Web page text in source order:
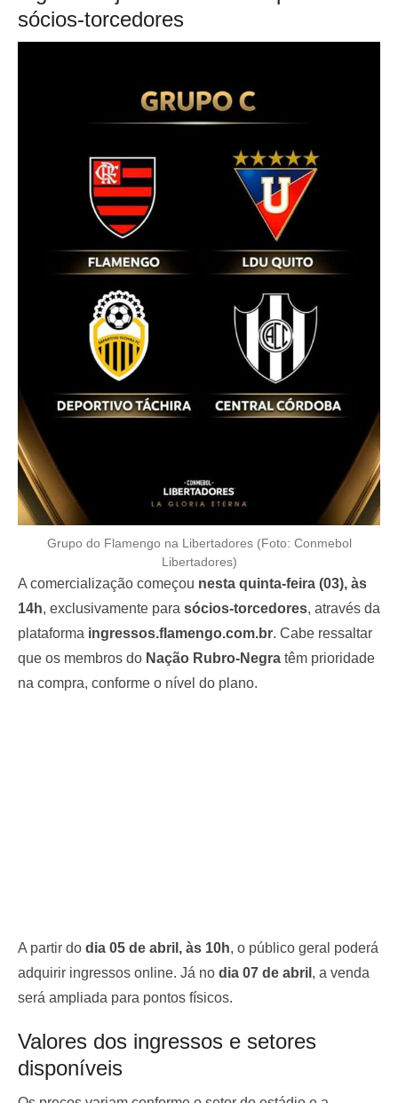
sócios-torcedores
Grupo do Flamengo na Libertadores (Foto: Conmebol
Libertadores)
A comercialização começou nesta quinta-feira (03), às
14h, exclusivamente para sócios-torcedores, através da
plataforma ingressos.flamengo.com.br. Cabe ressaltar
que os membros do Nação Rubro-Negra têm prioridade
na compra, conforme o nível do plano.
A partir do dia 05 de abril, às 10h, o público geral poderá
adquirir ingressos online. Já no dia 07 de abril , a venda
será ampliada para pontos físicos.
Valores dos ingressos e setores
disponíveis